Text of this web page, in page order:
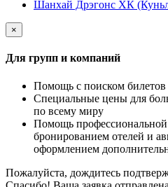
Шанхай Дрэгонс ХК
×
Для групп и компаний
Помощь с поиском
Специальные цены для
по всему миру
Помощь
бронированием отелей и
оформлением
Пожалуйста, дождитесь